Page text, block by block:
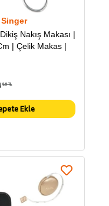
Singer
Nakış Makası |
| Çelik Makas |
86 TL
Ekle